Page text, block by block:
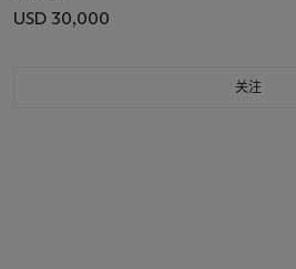
USD 30,000
关注